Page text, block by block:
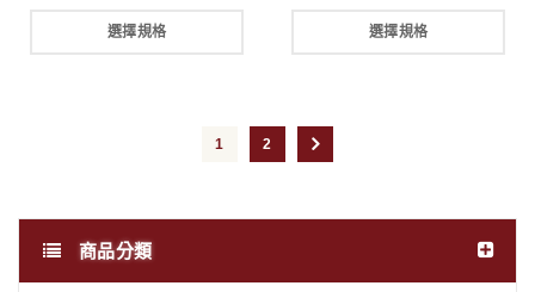
商品分類
選擇規格 選擇規格
1 2